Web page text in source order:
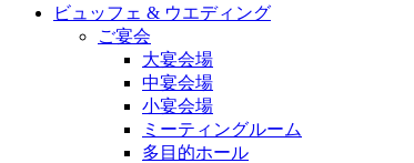
ビュッフェ & ウエディング
ご宴会
大宴会場
中宴会場
小宴会場
ミーティングルーム
多目的ホール